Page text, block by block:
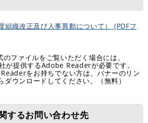
組織改正及び人事異動について） (PDFフ
のファイルをご覧いただく場合には、
が提供するAdobe Readerが必要です。
をお持ちでない方は、バナーのリン
ダウンロードしてください。（無料）
するお問い合わせ先